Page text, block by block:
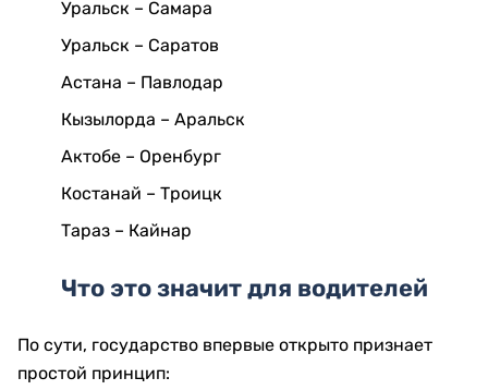
Уральск – Самара
Уральск – Саратов
Астана – Павлодар
Кызылорда – Аральск
Актобе – Оренбург
Костанай – Троицк
Тараз – Кайнар
Что это значит для водителей
По сути, государство впервые открыто признает
простой принцип: